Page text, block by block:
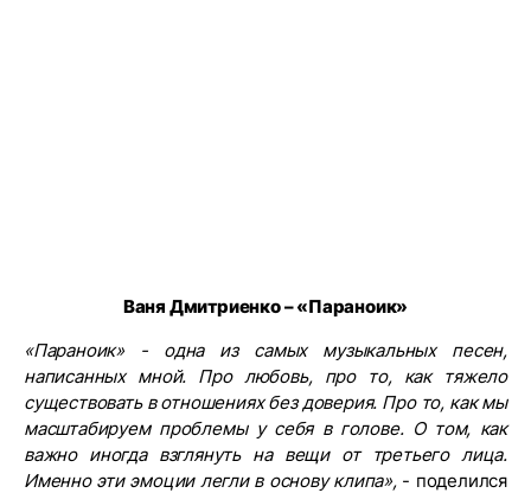
Ваня Дмитриенко – «Параноик»
«Параноик» - одна из самых музыкальных песен,
написанных мной. Про любовь, про то, как тяжело
существовать в отношениях без доверия. Про то, как мы
масштабируем проблемы у себя в голове. О том, как
важно иногда взглянуть на вещи от третьего лица.
Именно эти эмоции легли в основу клипа»,- поделился